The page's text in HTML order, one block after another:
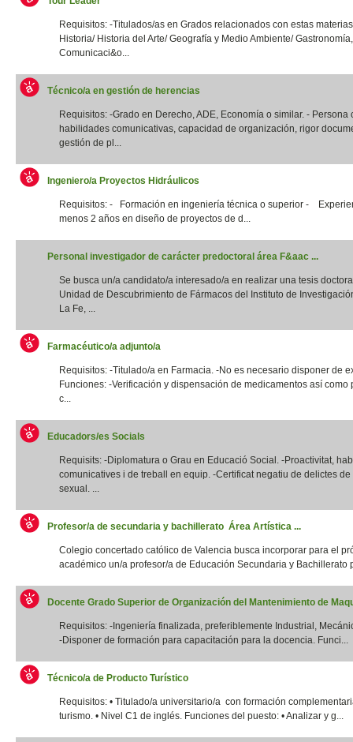
Requisitos: -Titulados/as en Grados relacionados con estas
Historia/ Historia del Arte/ Geografía y Medio Ambiente/ Gastronomía,
Comunicaci&o...
Técnico/a en gestión de herencias
Requisitos: -Grado en Derecho, ADE, Economía o similar. - Persona
habilidades comunicativas, capacidad de organización, rigor
gestión de pl...
Ingeniero/a Proyectos Hidráulicos
Requisitos: - Formación en ingeniería técnica o superior -
menos 2 años en diseño de proyectos de d...
Personal investigador de carácter predoctoral área F&aac ...
Se busca un/a candidato/a interesado/a en realizar una tesis
Unidad de Descubrimiento de Fármacos del Instituto de
La Fe, ...
Farmacéutico/a adjunto/a
Requisitos: -Titulado/a en Farmacia. -No es necesario disponer de
Funciones: -Verificación y dispensación de medicamentos así como
c...
Educadors/es Socials
Requisits: -Diplomatura o Grau en Educació Social. -Proactivitat,
comunicatives i de treball en equip. -Certificat negatiu de delictes
sexual. ...
Profesor/a de secundaria y bachillerato Área Artística ...
Colegio concertado católico de Valencia busca incorporar para el
académico un/a profesor/a de Educación Secundaria y Bachillerato
Docente Grado Superior de Organización del Mantenimiento de
Requisitos: -Ingeniería finalizada, preferiblemente Industrial,
-Disponer de formación para capacitación para la docencia. Funci...
Técnico/a de Producto Turístico
Requisitos: • Titulado/a universitario/a con formación
turismo. • Nivel C1 de inglés. Funciones del puesto: • Analizar y g...